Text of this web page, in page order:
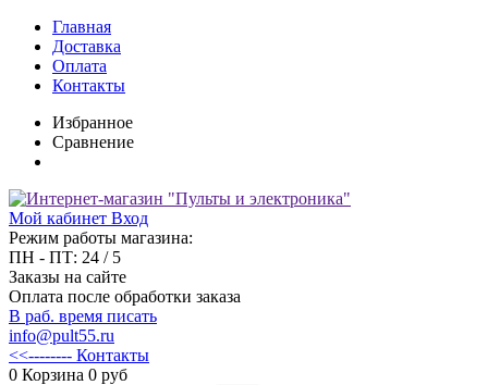
Главная
Доставка
Оплата
Контакты
Избранное
Сравнение
Мой кабинет Вход
Режим работы магазина:
ПН - ПТ: 24 / 5
Заказы на сайте
Оплата после обработки заказа
В раб. время писать
info@pult55.ru
<<-------- Контакты
0 Корзина 0 руб